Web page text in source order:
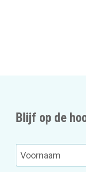
Blijf op de